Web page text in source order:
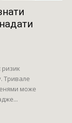
ризик
Тривале
може